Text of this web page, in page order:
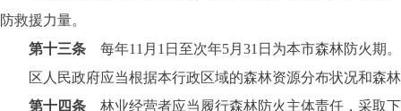
防救援力量。
第十三条 每年11月1日至次年5月31日为本市森林防火期
区人民政府应当根据本行政区域的森林资源分布状况和森林
第十四条 林业经营者应当履行森林防火主体责任，采取